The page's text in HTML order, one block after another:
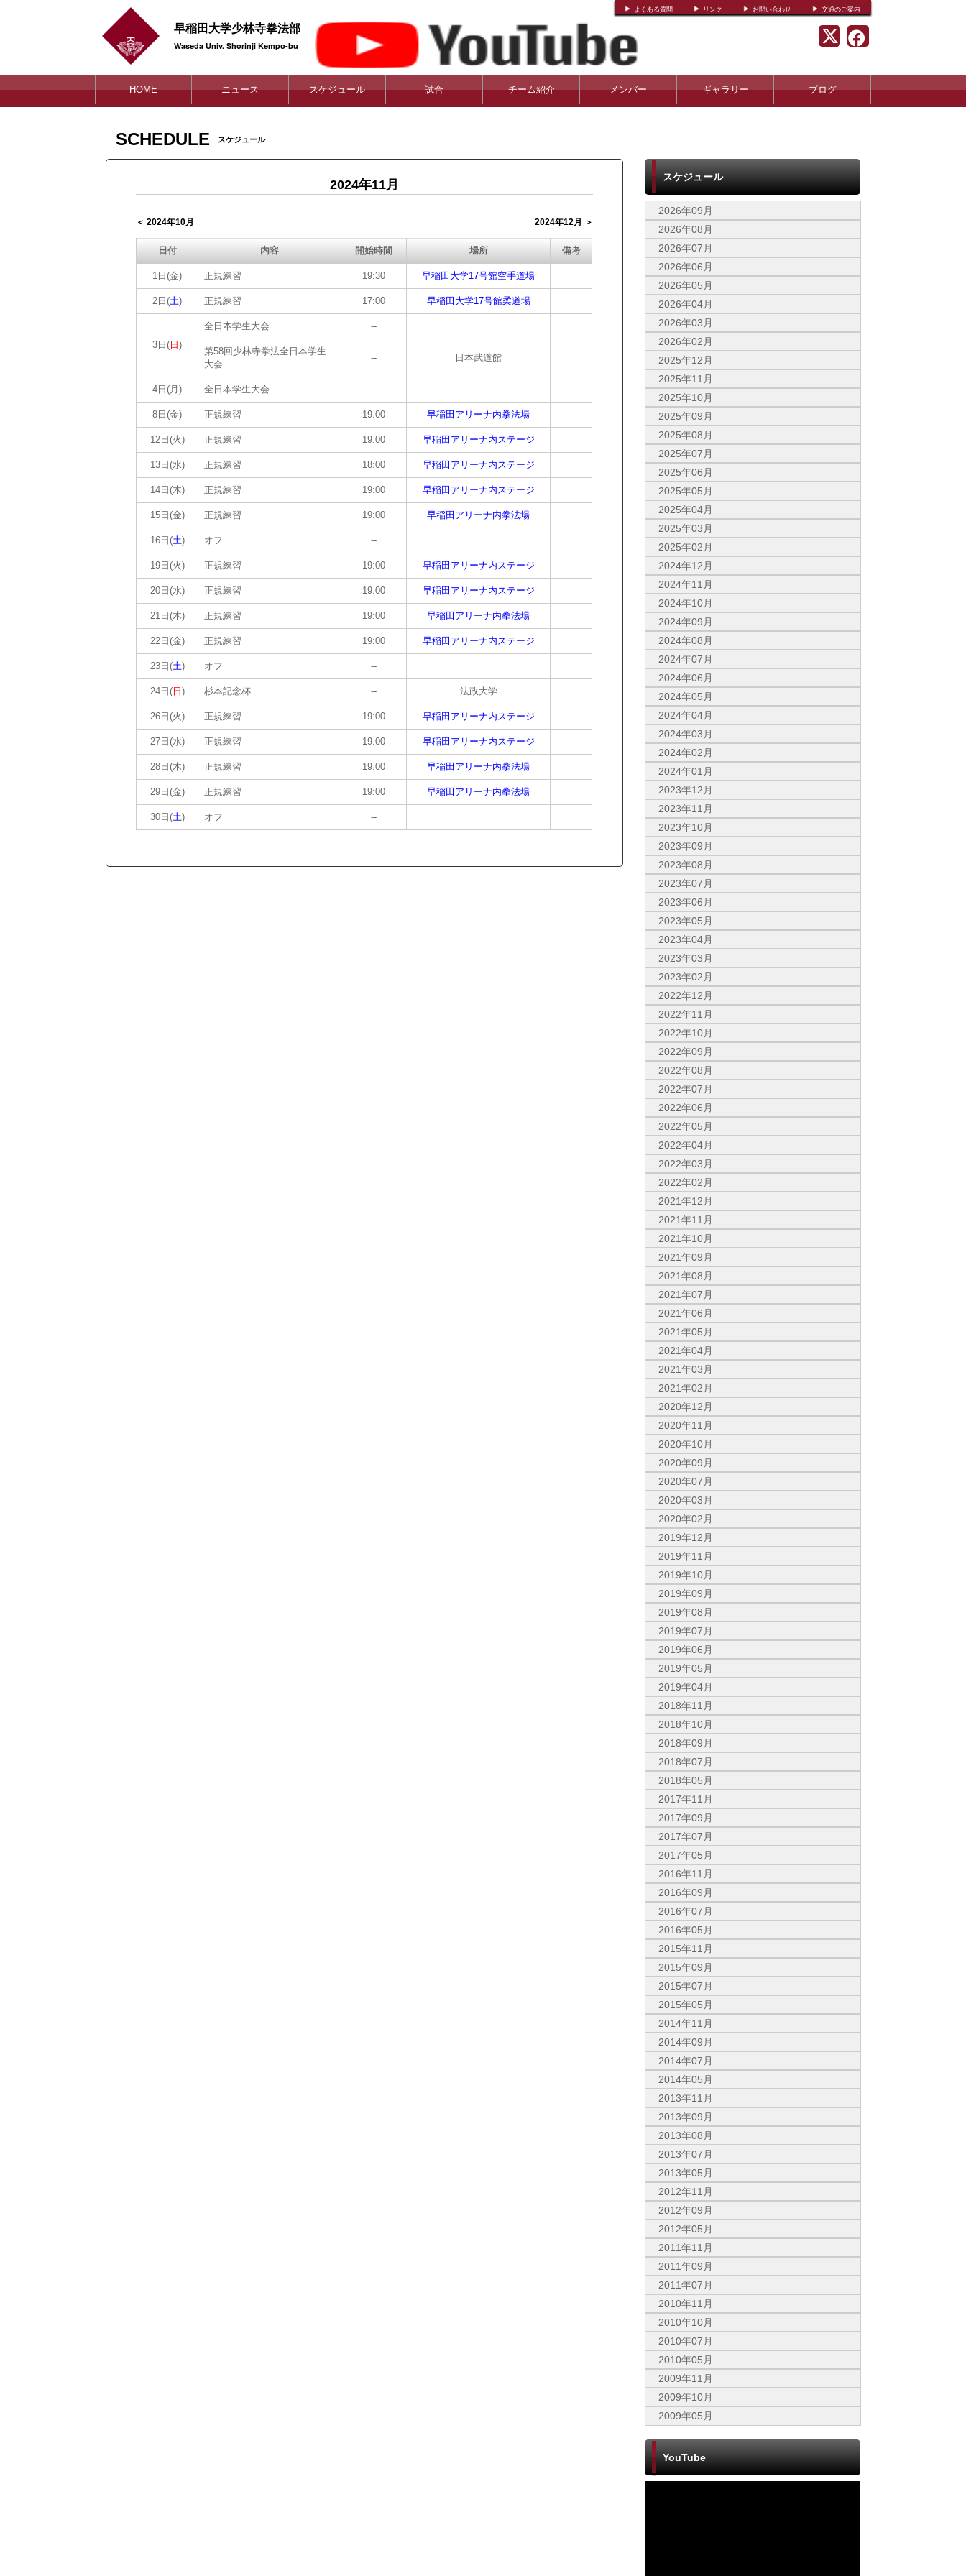
よくある質問 リンク お問い合わせ 交通のご案内
早稲田大学少林寺拳法部
Waseda Univ. Shorinji Kempo-bu
HOME ニュース スケジュール 試合 チーム紹介 メンバー ギャラリー ブログ
SCHEDULE スケジュール
2024年11月
＜ 2024年10月 2024年12月 ＞
日付 内容 開始時間 場所 備考
1日(金) 正規練習 19:30 早稲田大学17号館空手道場
2日(土) 正規練習 17:00 早稲田大学17号館柔道場
3日( 日)
全日本学生大会 --
第58回少林寺拳法全日本学生
大会
-- 日本武道館
4日(月) 全日本学生大会 --
8日(金) 正規練習 19:00 早稲田アリーナ内拳法場
12日(火) 正規練習 19:00 早稲田アリーナ内ステージ
13日(水) 正規練習 18:00 早稲田アリーナ内ステージ
14日(木) 正規練習 19:00 早稲田アリーナ内ステージ
15日(金) 正規練習 19:00 早稲田アリーナ内拳法場
16日(土) オフ --
19日(火) 正規練習 19:00 早稲田アリーナ内ステージ
20日(水) 正規練習 19:00 早稲田アリーナ内ステージ
21日(木) 正規練習 19:00 早稲田アリーナ内拳法場
22日(金) 正規練習 19:00 早稲田アリーナ内ステージ
23日(土) オフ --
24日(日 ) 杉本記念杯 -- 法政大学
26日(火) 正規練習 19:00 早稲田アリーナ内ステージ
27日(水) 正規練習 19:00 早稲田アリーナ内ステージ
28日(木) 正規練習 19:00 早稲田アリーナ内拳法場
29日(金) 正規練習 19:00 早稲田アリーナ内拳法場
30日(土) オフ --
スケジュール
2026年09月
2026年08月
2026年07月
2026年06月
2026年05月
2026年04月
2026年03月
2026年02月
2025年12月
2025年11月
2025年10月
2025年09月
2025年08月
2025年07月
2025年06月
2025年05月
2025年04月
2025年03月
2025年02月
2024年12月
2024年11月
2024年10月
2024年09月
2024年08月
2024年07月
2024年06月
2024年05月
2024年04月
2024年03月
2024年02月
2024年01月
2023年12月
2023年11月
2023年10月
2023年09月
2023年08月
2023年07月
2023年06月
2023年05月
2023年04月
2023年03月
2023年02月
2022年12月
2022年11月
2022年10月
2022年09月
2022年08月
2022年07月
2022年06月
2022年05月
2022年04月
2022年03月
2022年02月
2021年12月
2021年11月
2021年10月
2021年09月
2021年08月
2021年07月
2021年06月
2021年05月
2021年04月
2021年03月
2021年02月
2020年12月
2020年11月
2020年10月
2020年09月
2020年07月
2020年03月
2020年02月
2019年12月
2019年11月
2019年10月
2019年09月
2019年08月
2019年07月
2019年06月
2019年05月
2019年04月
2018年11月
2018年10月
2018年09月
2018年07月
2018年05月
2017年11月
2017年09月
2017年07月
2017年05月
2016年11月
2016年09月
2016年07月
2016年05月
2015年11月
2015年09月
2015年07月
2015年05月
2014年11月
2014年09月
2014年07月
2014年05月
2013年11月
2013年09月
2013年08月
2013年07月
2013年05月
2012年11月
2012年09月
2012年05月
2011年11月
2011年09月
2011年07月
2010年11月
2010年10月
2010年07月
2010年05月
2009年11月
2009年10月
2009年05月
YouTube